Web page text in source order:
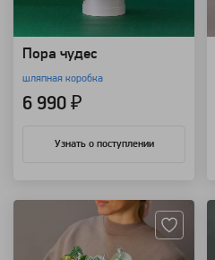
Пора чудес
шляпная коробка
6 990 ₽
Узнать о поступлении